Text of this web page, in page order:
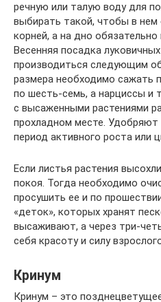
речную или талую воду для
выбирать такой, чтобы в нем
корней, а на дно
Весенняя посадка
производиться следующим
размера необходимо сажать
по шесть-семь, а нарциссы и
с высаженными растениями
прохладном месте. Удобряют
период активного роста или
Если листья растения
покоя. Тогда необходимо
просушить ее и по
«деток», которых хранят
высаживают, а через три-
себя красоту и силу
Кринум
Кринум – это